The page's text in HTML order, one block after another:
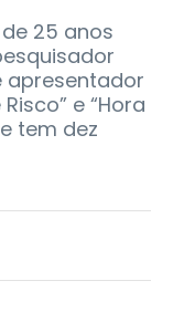
25 anos
apresentador
e “Hora
tem dez